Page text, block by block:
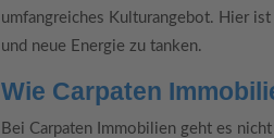
umfangreiches Kulturangebot. Hier
und neue Energie zu tanken.
Wie Carpaten
Bei Carpaten Immobilien geht es